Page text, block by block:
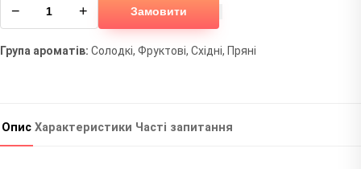
− + Замовити
Група ароматів: Солодкі, Фруктові, Східні, Пряні
Опис Характеристики Часті запитання